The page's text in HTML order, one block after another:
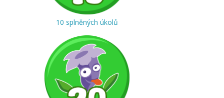
10 splněných úkolů